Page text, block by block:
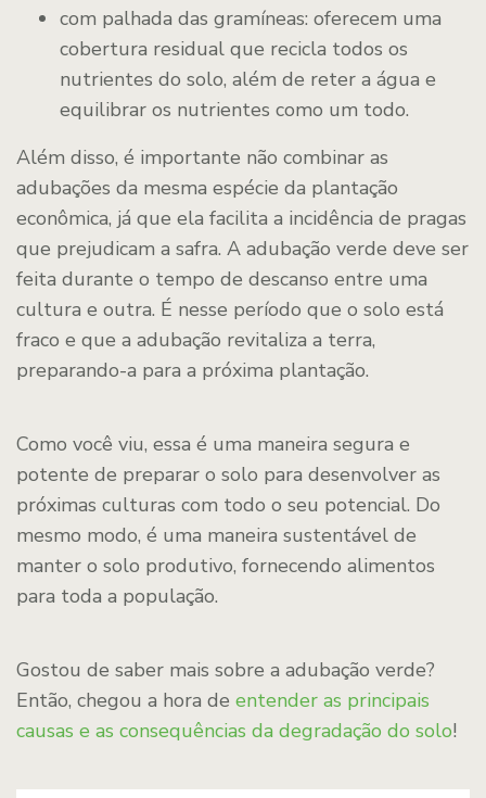
com palhada das gramíneas: oferecem uma
cobertura residual que recicla todos os
nutrientes do solo, além de reter a água e
equilibrar os nutrientes como um todo.
Além disso, é importante não combinar as
adubações da mesma espécie da plantação
econômica, já que ela facilita a incidência de pragas
que prejudicam a safra. A adubação verde deve ser
feita durante o tempo de descanso entre uma
cultura e outra. É nesse período que o solo está
fraco e que a adubação revitaliza a terra,
preparando-a para a próxima plantação.
Como você viu, essa é uma maneira segura e
potente de preparar o solo para desenvolver as
próximas culturas com todo o seu potencial. Do
mesmo modo, é uma maneira sustentável de
manter o solo produtivo, fornecendo alimentos
para toda a população.
Gostou de saber mais sobre a adubação verde?
Então, chegou a hora de entender as principais
causas e as consequências da degradação do solo!